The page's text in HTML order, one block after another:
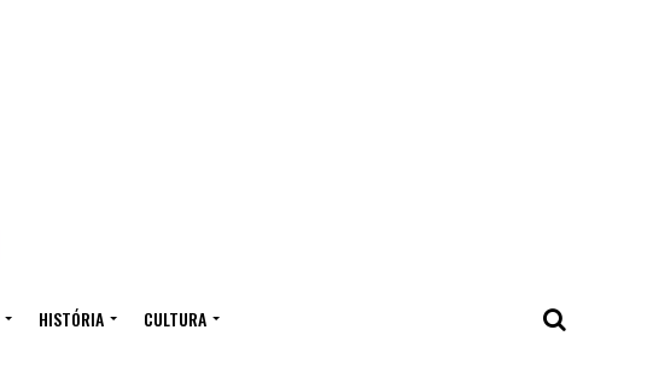
HISTÓRIA CULTURA